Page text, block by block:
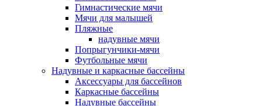
Гимнастические мячи
Мячи для малышей
Пляжные
надувные мячи
Попрыгунчики-мячи
Футбольные мячи
Надувные и каркасные бассейны
Аксессуары для бассейнов
Каркасные бассейны
Надувные бассейны